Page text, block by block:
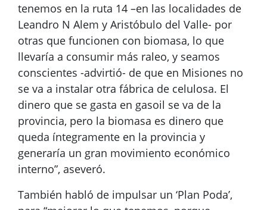
tenemos en la ruta 14 –en las localidades de
Leandro N Alem y Aristóbulo del Valle- por
otras que funcionen con biomasa, lo que
llevaría a consumir más raleo, y seamos
conscientes -advirtió- de que en Misiones no
se va a instalar otra fábrica de celulosa. El
dinero que se gasta en gasoil se va de la
provincia, pero la biomasa es dinero que
queda íntegramente en la provincia y
generaría un gran movimiento económico
interno”, aseveró.
También habló de impulsar un ‘Plan Poda’,